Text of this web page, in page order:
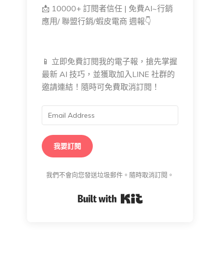
📩 10000+ 訂閱者信任 | 免費AI~行銷
應用/ 聯盟行銷/蝦皮電商 週報👇
📱 立即免費訂閱我的電子報，搶先掌握
最新 AI 技巧，並獲取加入LINE 社群的
邀請連結！隨時可免費取消訂閱！
我要訂閱
我們不會向您發送垃圾郵件。隨時取消訂閱。